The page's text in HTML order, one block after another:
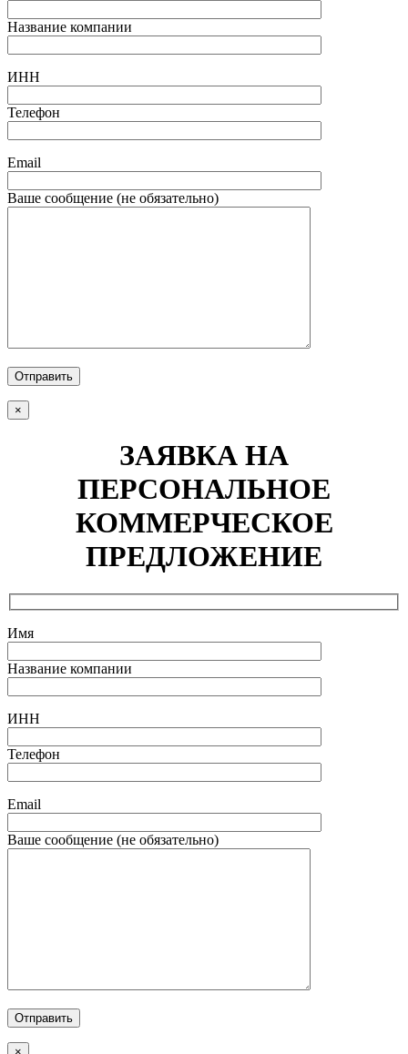
Название компании
ИНН
Телефон
Email
Ваше сообщение (не обязательно)
Отправить
×
ЗАЯВКА НА
ПЕРСОНАЛЬНОЕ
КОММЕРЧЕСКОЕ
ПРЕДЛОЖЕНИЕ
Имя
Название компании
ИНН
Телефон
Email
Ваше сообщение (не обязательно)
Отправить